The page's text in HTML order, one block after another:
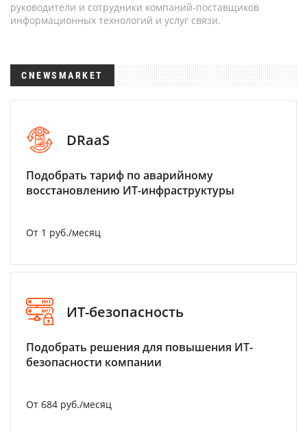
руководители и сотрудники компаний-поставщиков
информационных технологий и услуг связи.
CNEWSMARKET
DRaaS
Подобрать тариф по аварийному
восстановлению ИТ-инфраструктуры
От 1 руб./месяц
ИТ-безопасность
Подобрать решения для повышения ИТ-
безопасности компании
От 684 руб./месяц